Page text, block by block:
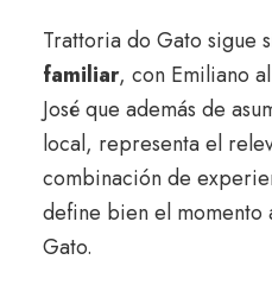
Trattoria do Gato sigue
familiar, con Emiliano
José que además de
local, representa el
combinación de
define bien el momento
Gato.